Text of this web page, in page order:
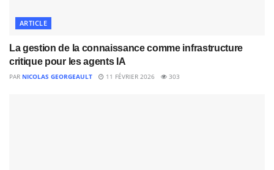
ARTICLE
La gestion de la connaissance comme infrastructure
critique pour les agents IA
PAR NICOLAS GEORGEAULT 11 FÉVRIER 2026 303